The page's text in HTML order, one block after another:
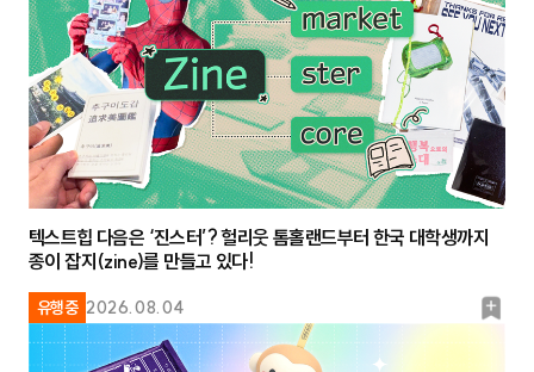
유행중 2026.08.04
북
텍스트힙 다음은 ‘진스터’? 헐리웃 톰홀랜드부터 한국 대학생까지
종이 잡지(zine)를 만들고 있다!